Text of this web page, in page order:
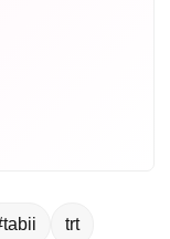
trt